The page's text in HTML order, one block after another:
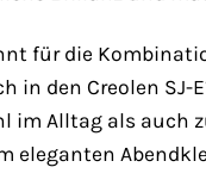
für die
in den Creolen SJ-
im Alltag als auch
eleganten